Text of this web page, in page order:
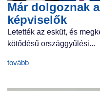
Már dolgoznak
képviselők
Letették az esküt, és
kötődésű országgyűlési...
tovább